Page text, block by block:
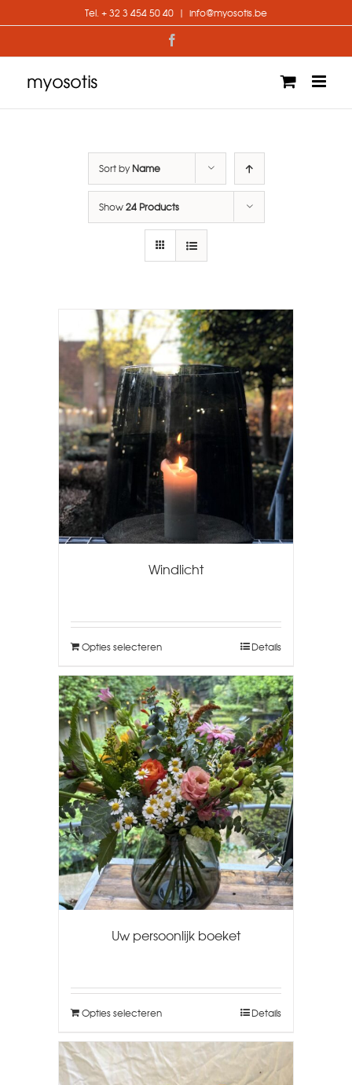
to
Tel. + 32 3 454 50 40 | info@myosotis.be
Sort byName
Show24 Products
Windlicht
Opties selecteren Details
Uw persoonlijk boeket
Opties selecteren Details